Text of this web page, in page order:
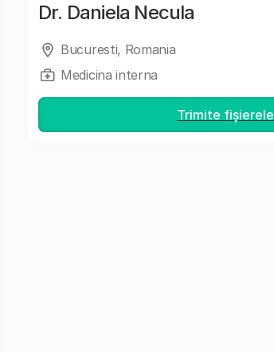
Dr. Daniela Necula
Bucuresti, Romania
Medicina interna
Trimite fișierele